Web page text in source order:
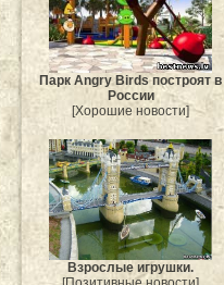
Парк Angry Birds построят в
России
[Хорошие новости]
Взрослые игрушки.